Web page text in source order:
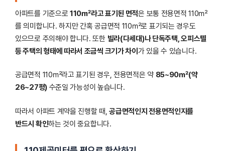
아파트를 기준으로 110㎡라고 표기된 면적은 보통 전용면적 110㎡
를 의미합니다. 하지만 간혹 공급면적 110㎡로 표기되는 경우도
있으므로 주의해야 합니다. 또한 빌라(다세대)나 단독주택, 오피스텔
등 주택의 형태에 따라서 조금씩 크기가 차이 가 있을 수 있습니다.
공급면적 110㎡라고 표기된 경우, 전용면적은 약 85~90㎡(약
26~27평)수준일 가능성이 높습니다.
따라서 아파트 계약을 진행할 때,공급면적인지 전용면적인지를
반드시 확인하는 것이 중요합니다.